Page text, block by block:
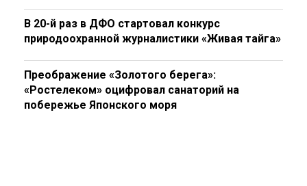
В 20-й раз в ДФО стартовал конкурс
природоохранной журналистики «Живая тайга»
Преображение «Золотого берега»:
«Ростелеком» оцифровал санаторий на
побережье Японского моря